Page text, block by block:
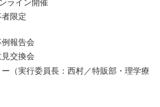
ライン開催
者限定
報告会
交換会
ー（実行委員長：西村／特販部・理学療